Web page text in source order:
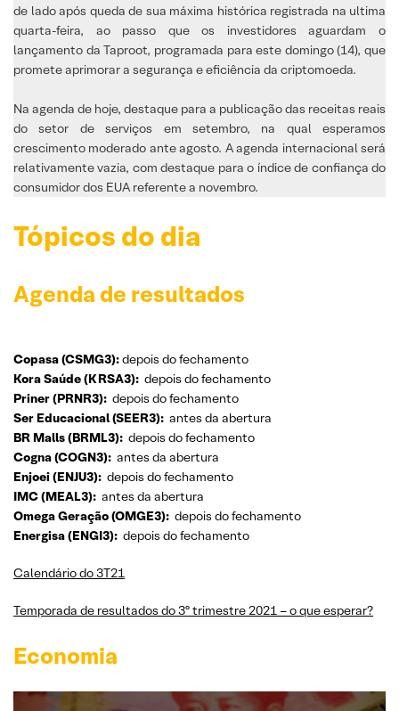
de lado após queda de sua máxima histórica registrada na ultima
quarta-feira, ao passo que os investidores aguardam o
lançamento da Taproot, programada para este domingo (14), que
promete aprimorar a segurança e eficiência da criptomoeda.
Na agenda de hoje, destaque para a publicação das receitas reais
do setor de serviços em setembro, na qual esperamos
crescimento moderado ante agosto. A agenda internacional será
relativamente vazia, com destaque para o índice de confiança do
consumidor dos EUA referente a novembro.
Tópicos do dia
Agenda de resultados
Copasa (CSMG3):depois do fechamento
Kora Saúde (KRSA3): depois do fechamento
Priner (PRNR3): depois do fechamento
Ser Educacional (SEER3): antes da abertura
BR Malls (BRML3): depois do fechamento
Cogna (COGN3): antes da abertura
Enjoei (ENJU3): depois do fechamento
IMC (MEAL3): antes da abertura
Omega Geração (OMGE3): depois do fechamento
Energisa (ENGI3): depois do fechamento
Calendário do 3T21
Temporada de resultados do 3º trimestre 2021 – o que esperar?
Economia